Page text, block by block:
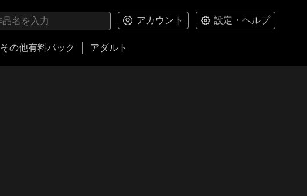
アカウント 設定・ヘルプ
その他有料パック アダルト